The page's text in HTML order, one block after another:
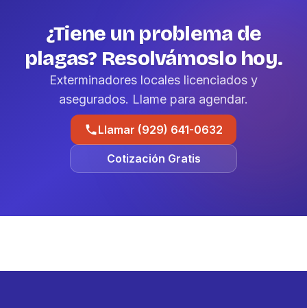
¿Tiene un problema de
plagas? Resolvámoslo hoy.
Exterminadores locales licenciados y
asegurados. Llame para agendar.
Llamar (929) 641-0632
Cotización Gratis